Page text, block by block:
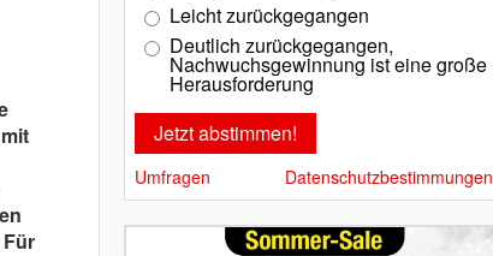
Leicht zurückgegangen
Deutlich zurückgegangen,
Nachwuchsgewinnung ist eine große
Herausforderung
Umfragen Datenschutzbestimmungen